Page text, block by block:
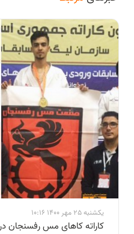
یکشنبه 25 مهر 1400 10:16
کاراته کاهای مس رفسنجان